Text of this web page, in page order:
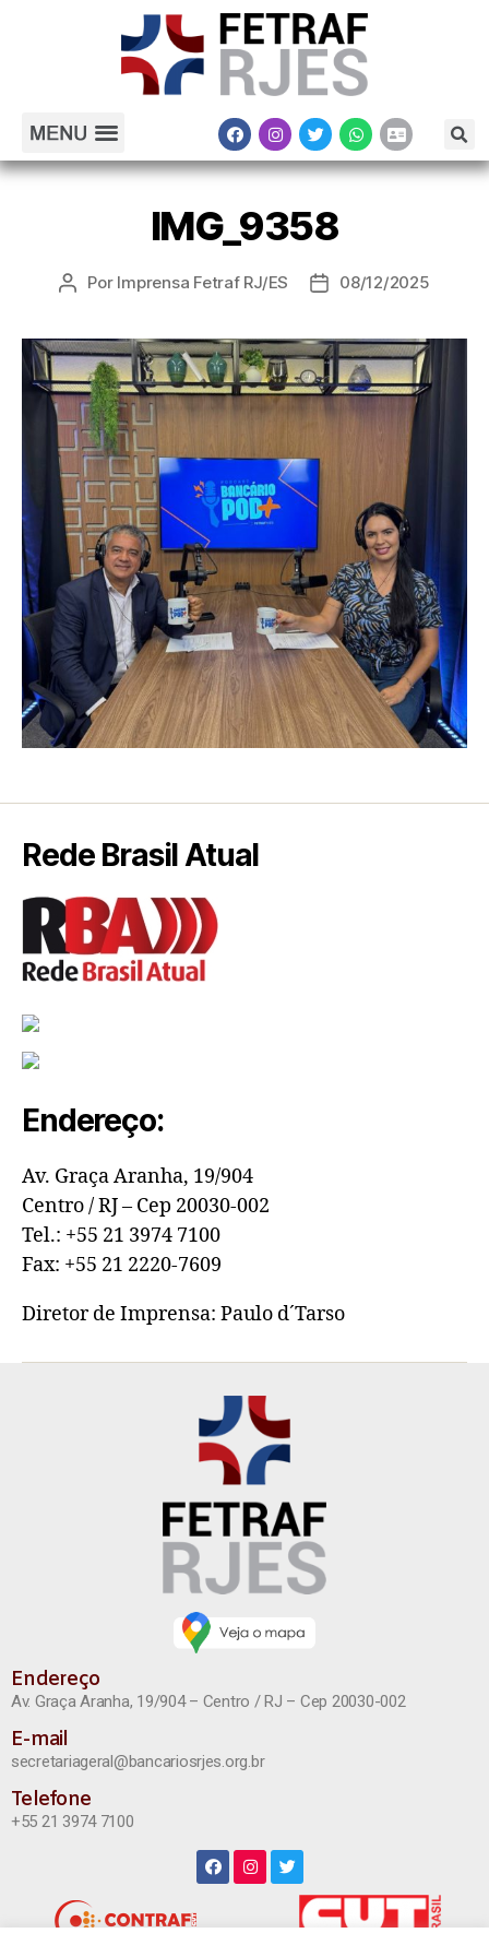
IMG_9358
Por Imprensa Fetraf RJ/ES 08/12/2025
Rede Brasil Atual
Endereço:
Av. Graça Aranha, 19/904
Centro / RJ – Cep 20030-002
Tel.: +55 21 3974 7100
Fax: +55 21 2220-7609
Diretor de Imprensa: Paulo d´Tarso
Endereço
Av. Graça Aranha, 19/904 – Centro / RJ – Cep 20030-002
E-mail
secretariageral@bancariosrjes.org.br
Telefone
+55 21 3974 7100